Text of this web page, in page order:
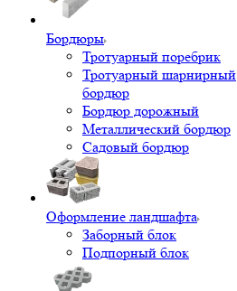
Бордюры
Тротуарный поребрик
Тротуарный шарнирный
бордюр
Бордюр дорожный
Металлический бордюр
Садовый бордюр
Оформление ландшафта
Заборный блок
Подпорный блок